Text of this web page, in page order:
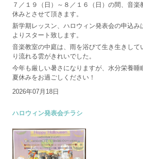
７／１９（日）～８／１６（日）の間、音楽
休みとさせて頂きます。
新学期レッスン、ハロウィン発表会の申込み
よりスタート致します。
音楽教室の中庭は、雨を浴びて生き生きして
り流れる雲がきれいでした。
今年も厳しい暑さになりますが、水分栄養睡
夏休みをお過ごしください！
2026年07月18日
ハロウィン発表会チラシ